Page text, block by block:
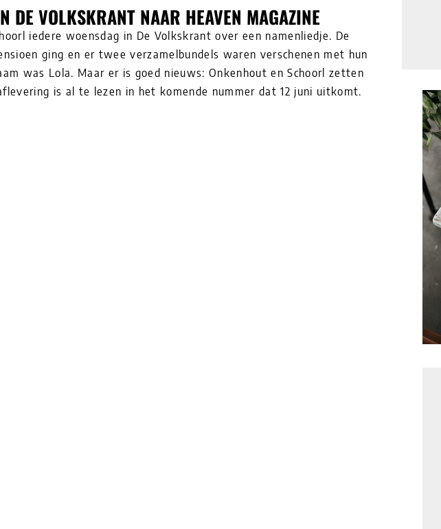
DE VOLKSKRANT NAAR HEAVEN MAGAZINE
iedere woensdag in De Volkskrant over een namenliedje. De
ging en er twee verzamelbundels waren verschenen met hun
was Lola. Maar er is goed nieuws: Onkenhout en Schoorl zetten
is al te lezen in het komende nummer dat 12 juni uitkomt.